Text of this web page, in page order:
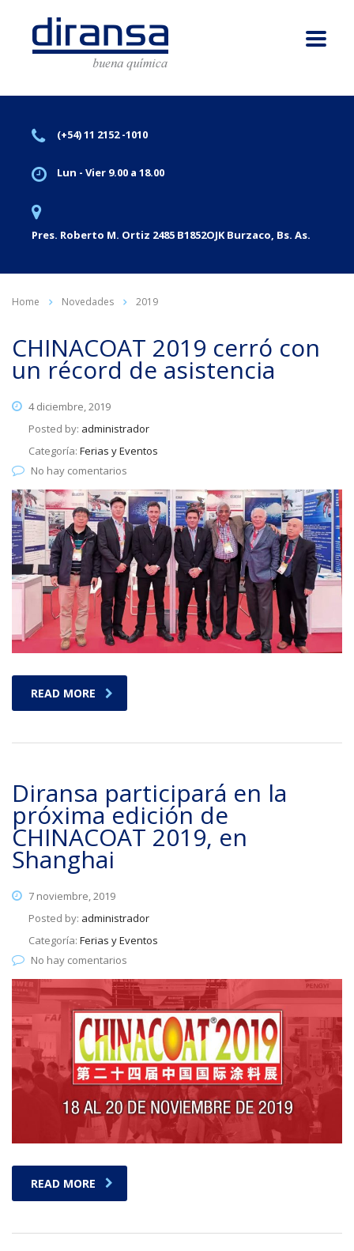
(+54) 11 2152 -1010
Lun - Vier 9.00 a 18.00
Pres. Roberto M. Ortiz 2485 B1852OJK Burzaco, Bs. As.
Home Novedades 2019
CHINACOAT 2019 cerró con
un récord de asistencia
4 diciembre, 2019
Posted by: administrador
Categoría: Ferias y Eventos
No hay comentarios
READ MORE
Diransa participará en la
próxima edición de
CHINACOAT 2019, en
Shanghai
7 noviembre, 2019
Posted by: administrador
Categoría: Ferias y Eventos
No hay comentarios
READ MORE